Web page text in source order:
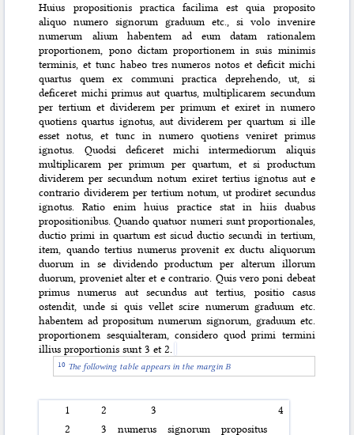
Huius propositionis practica facilima est quia proposito
aliquo numero signorum graduum etc., si volo invenire
numerum alium habentem ad eum datam rationalem
proportionem, pono dictam proportionem in suis minimis
terminis, et tunc habeo tres numeros notos et deficit michi
quartus quem ex communi practica deprehendo, ut, si
deficeret michi primus aut quartus, multiplicarem secundum
per tertium et dividerem per primum et exiret in numero
quotiens quartus ignotus, aut dividerem per quartum si ille
esset notus, et tunc in numero quotiens veniret primus
ignotus. Quodsi deficeret michi intermediorum aliquis
multiplicarem per primum per quartum, et si productum
dividerem per secundum notum exiret tertius ignotus aut e
contrario dividerem per tertium notum, ut prodiret secundus
ignotus. Ratio enim huius practice stat in hiis duabus
propositionibus. Quando quatuor numeri sunt proportionales,
ductio primi in quartum est sicud ductio secundi in tertium,
item, quando tertius numerus provenit ex ductu aliquorum
duorum in se dividendo productum per alterum illorum
duorum, proveniet alter et e contrario. Quis vero poni debeat
primus numerus aut secundus aut tertius, positio casus
ostendit, unde si quis vellet scire numerum graduum etc.
habentem ad propositum numerum signorum, graduum etc.
proportionem sesquialteram, considero quod primi termini
illius proportionis sunt 3 et 2.
The following table appears in the margin B
1 2 3
4
2
3 numerus signorum propositus